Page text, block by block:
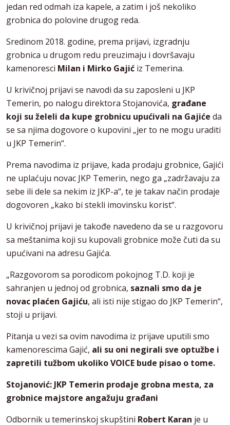
jedan red odmah iza kapele, a zatim i još nekoliko
grobnica do polovine drugog reda.
Sredinom 2018. godine, prema prijavi, izgradnju
grobnica u drugom redu preuzimaju i dovršavaju
kamenoresci Milan i Mirko Gajić iz Temerina.
U krivičnoj prijavi se navodi da su zaposleni u JKP
Temerin, po nalogu direktora Stojanovića, građane
koji su želeli da kupe grobnicu upućivali na Gajiće da
se sa njima dogovore o kupovini „jer to ne mogu uraditi
u JKP Temerin“.
Prema navodima iz prijave, kada prodaju grobnice, Gajići
ne uplaćuju novac JKP Temerin, nego ga „zadržavaju za
sebe ili dele sa nekim iz JKP-a“, te je takav način prodaje
dogovoren „kako bi stekli imovinsku korist“.
U krivičnoj prijavi je takođe navedeno da se u razgovoru
sa meštanima koji su kupovali grobnice može čuti da su
upućivani na adresu Gajića.
„Razgovorom sa porodicom pokojnog T.D. koji je
sahranjen u jednoj od grobnica, saznali smo da je
novac plaćen Gajiću, ali isti nije stigao do JKP Temerin“,
stoji u prijavi.
Pitanja u vezi sa ovim navodima iz prijave uputili smo
kamenorescima Gajić, ali su oni negirali sve optužbe i
zapretili tužbom ukoliko VOICE bude pisao o tome.
Stojanović: JKP Temerin prodaje grobna mesta, za
grobnice majstore angažuju građani
Odbornik u temerinskoj skupštini Robert Karan je u